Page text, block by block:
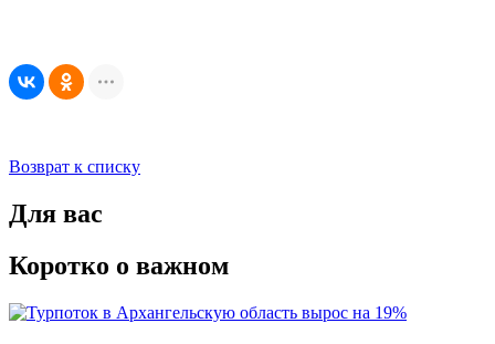
Возврат к списку
Для вас
Коротко о важном